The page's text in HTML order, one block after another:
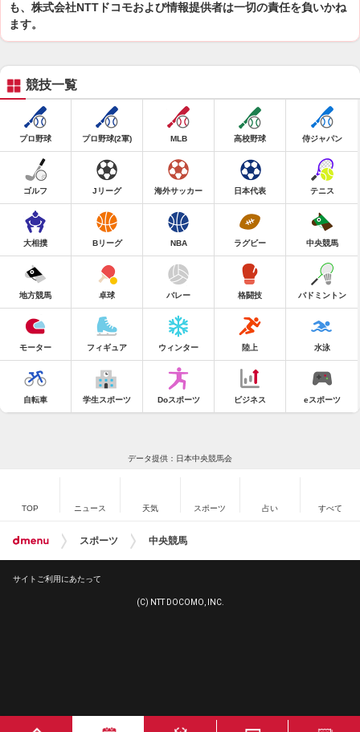
も、株式会社NTTドコモおよび情報提供者は一切の責任を負いかね
ます。
競技一覧
プロ野球 プロ野球(2軍) MLB 高校野球 侍ジャパン
ゴルフ Jリーグ 海外サッカー 日本代表 テニス
大相撲 Bリーグ NBA ラグビー 中央競馬
地方競馬 卓球 バレー 格闘技 バドミントン
モーター フィギュア ウィンター 陸上 水泳
自転車 学生スポーツ Doスポーツ ビジネス eスポーツ
データ提供：日本中央競馬会
TOP ニュース 天気 スポーツ 占い すべて
スポーツ 中央競馬
サイトご利用にあたって
(C) NTT DOCOMO, INC.